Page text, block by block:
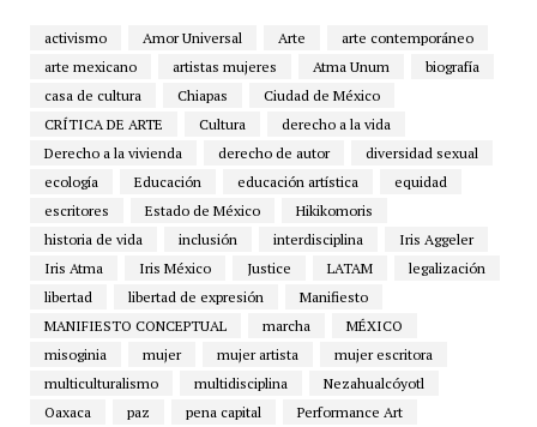
activismo Amor Universal Arte
arte contemporáneo
arte mexicano
artistas mujeres Atma Unum
biografía
casa de cultura
Chiapas
Ciudad de México
CRÍTICA DE ARTE
Cultura
derecho a la vida
Derecho a la vivienda
derecho de autor
diversidad sexual
ecología
Educación educación artística
equidad
escritores
Estado de México
Hikikomoris
historia de vida
inclusión interdisciplina
Iris Aggeler
Iris Atma
Iris México Justice LATAM
legalización
libertad
libertad de expresión
Manifiesto
MANIFIESTO CONCEPTUAL
marcha
MÉXICO
misoginia
mujer mujer artista
mujer escritora
multiculturalismo
multidisciplina
Nezahualcóyotl
Oaxaca
paz pena capital
Performance Art